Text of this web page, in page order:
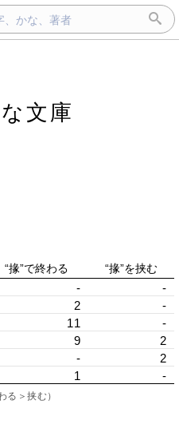
文庫
“掾”で終わる “掾”を挟む
-
-
2
-
11
-
9
2
-
2
1 -
＞挟む）